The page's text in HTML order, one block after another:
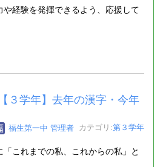
経験を発揮できるよう、応援して
３学年】去年の漢字・今年
福生第一中 管理者 カテゴリ:第３学年
これまでの私、これからの私」と